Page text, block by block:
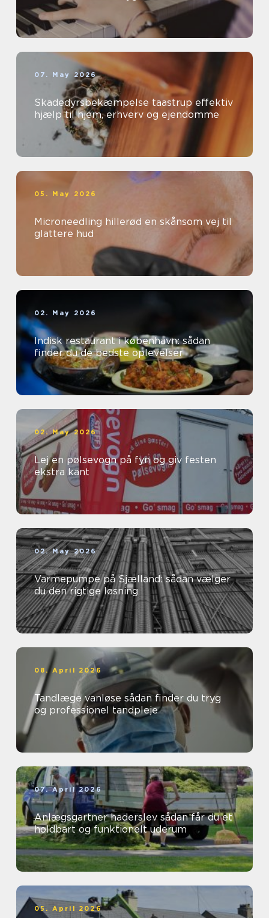
07. May 2026
Skadedyrsbekæmpelse taastrup effektiv
hjælp til hjem, erhverv og ejendomme
05. May 2026
Microneedling hillerød en skånsom vej til
glattere hud
02. May 2026
Indisk restaurant i københavn: sådan
finder du de bedste oplevelser
02. May 2026
Lej en pølsevogn på fyn og giv festen
ekstra kant
02. May 2026
Varmepumpe på Sjælland: sådan vælger
du den rigtige løsning
08. April 2026
Tandlæge vanløse sådan finder du tryg
og professionel tandpleje
07. April 2026
Anlægsgartner haderslev sådan får du et
holdbart og funktionelt uderum
05. April 2026